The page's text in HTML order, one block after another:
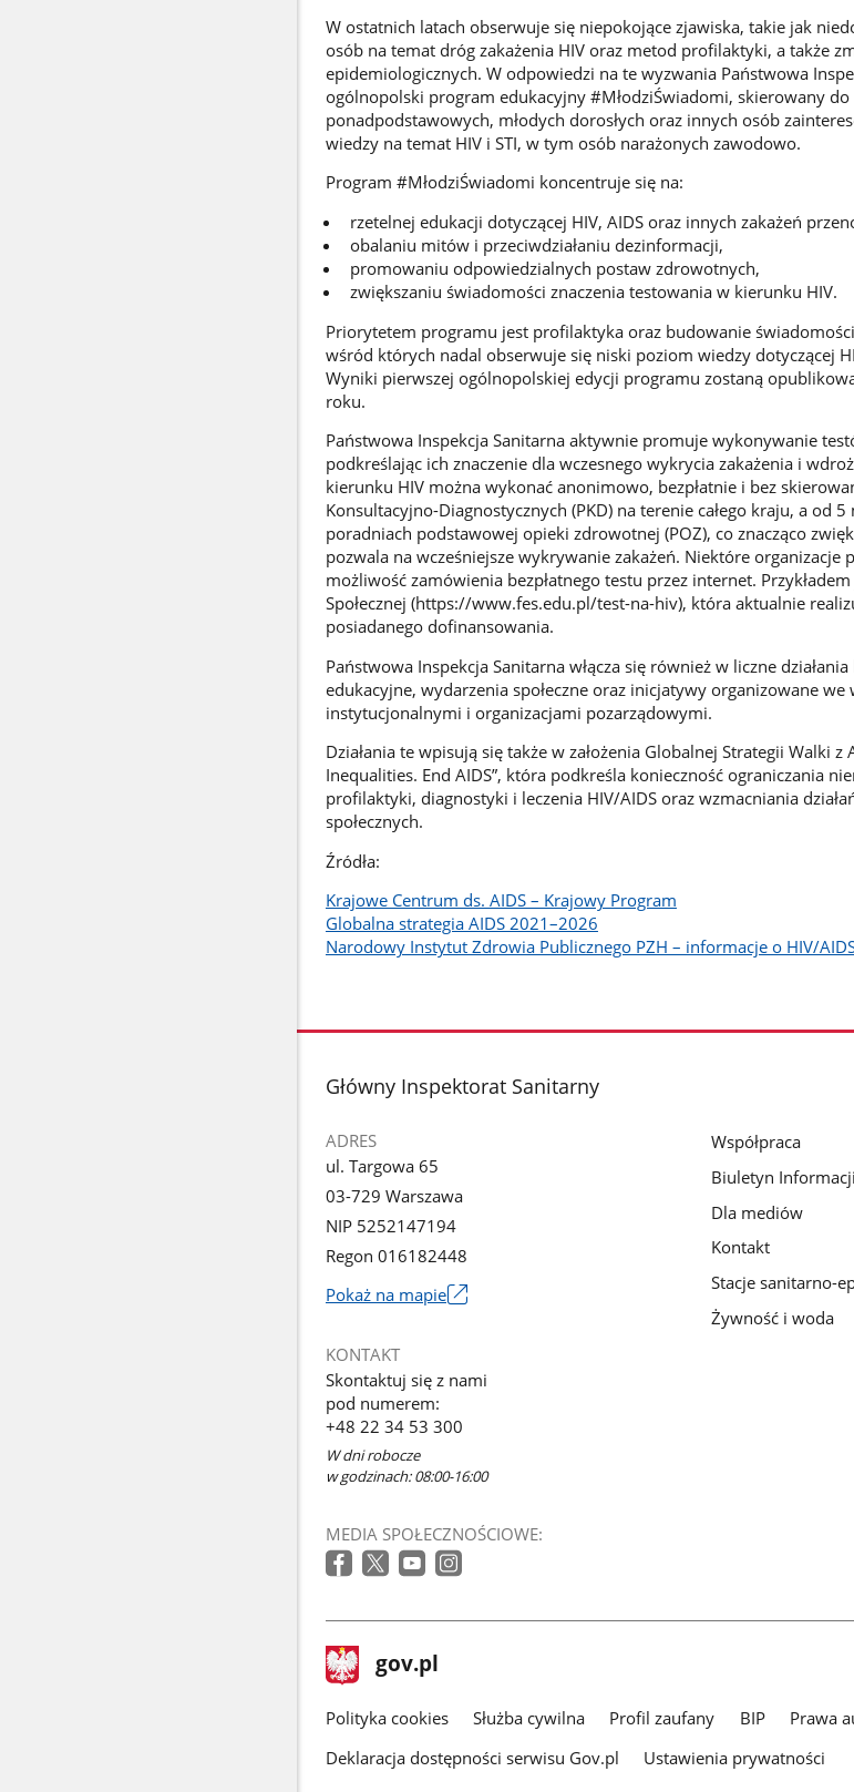
W ostatnich latach obserwuje się niepokojące zjawiska, takie jak
osób na temat dróg zakażenia HIV oraz metod profilaktyki, a także
epidemiologicznych. W odpowiedzi na te wyzwania Państwowa
ogólnopolski program edukacyjny #MłodziŚwiadomi, skierowany do
ponadpodstawowych, młodych dorosłych oraz innych osób
wiedzy na temat HIV i STI, w tym osób narażonych zawodowo.
Program #MłodziŚwiadomi koncentruje się na:
rzetelnej edukacji dotyczącej HIV, AIDS oraz innych zakażeń
obalaniu mitów i przeciwdziałaniu dezinformacji,
promowaniu odpowiedzialnych postaw zdrowotnych,
zwiększaniu świadomości znaczenia testowania w kierunku HIV.
Priorytetem programu jest profilaktyka oraz budowanie
wśród których nadal obserwuje się niski poziom wiedzy dotyczącej
Wyniki pierwszej ogólnopolskiej edycji programu zostaną
roku.
Państwowa Inspekcja Sanitarna aktywnie promuje wykonywanie
podkreślając ich znaczenie dla wczesnego wykrycia zakażenia i
kierunku HIV można wykonać anonimowo, bezpłatnie i bez
Konsultacyjno-Diagnostycznych (PKD) na terenie całego kraju, a od
poradniach podstawowej opieki zdrowotnej (POZ), co znacząco
pozwala na wcześniejsze wykrywanie zakażeń. Niektóre organizacje
możliwość zamówienia bezpłatnego testu przez internet.
Społecznej (https://www.fes.edu.pl/test-na-hiv), która aktualnie
posiadanego dofinansowania.
Państwowa Inspekcja Sanitarna włącza się również w liczne
edukacyjne, wydarzenia społeczne oraz inicjatywy organizowane we
instytucjonalnymi i organizacjami pozarządowymi.
Działania te wpisują się także w założenia Globalnej Strategii Walki z
Inequalities. End AIDS”, która podkreśla konieczność ograniczania
profilaktyki, diagnostyki i leczenia HIV/AIDS oraz wzmacniania
społecznych.
Źródła:
Krajowe Centrum ds. AIDS – Krajowy Program
Globalna strategia AIDS 2021–2026
Narodowy Instytut Zdrowia Publicznego PZH – informacje o HIV/
stopka
Główny Inspektorat Sanitarny
ADRES
ul. Targowa 65
03-729 Warszawa
NIP 5252147194
Regon 016182448
Pokaż na mapie
się
w
nowym
oknie
KONTAKT
Skontaktuj się z nami
pod numerem:
+48 22 34 53 300
W dni robocze
w godzinach: 08:00-16:00
MEDIA SPOŁECZNOŚCIOWE:
Współpraca
Biuletyn
Dla mediów
Kontakt
Stacje sanitarno-
Żywność i woda
stopka
gov.pl Strona
gov.pl
gov.pl
Polityka cookies Służba cywilna Profil zaufany BIP Prawa
Deklaracja dostępności serwisu Gov.pl
Ustawienia prywatności